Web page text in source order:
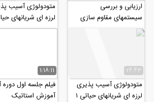
ارزیابی و بررسی
سیستمهای مقاوم سازی
هتل آزادی
متودولوژی آسیب
لرزه ای شریانهای
26:43
متودولوژی آسیب پذیری
لرزه ای شریانهای حیاتی ۱
1:18:11
فیلم جلسه اول دوره
آموزش استاتیک